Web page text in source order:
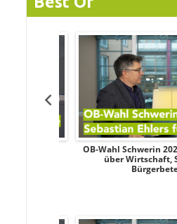
OB-Wahl Schwerin
über Wirtschaft,